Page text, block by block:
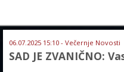
06.07.2025 15:10 - Večernje Novosti
SAD JE ZVANIČNO: